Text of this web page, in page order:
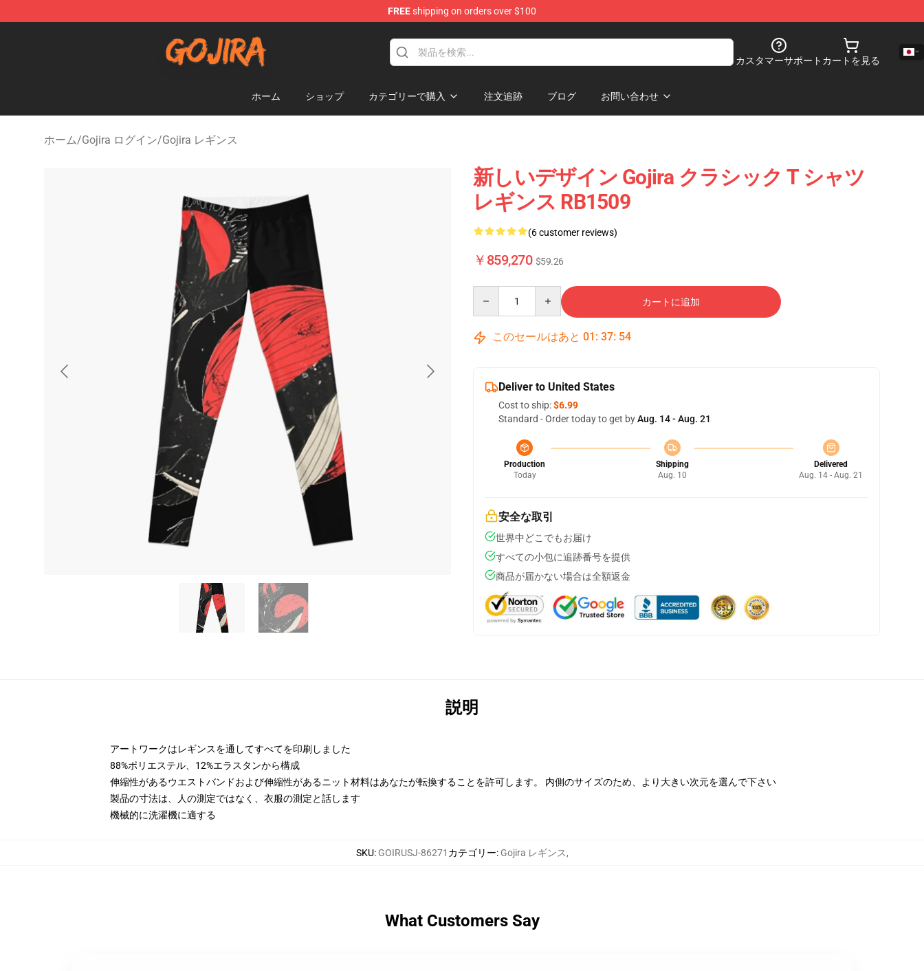
FREEshipping on orders over $100
カスタマーサポート カートを見る
ホーム ショップ カテゴリーで購入 注文追跡 ブログ お問い合わせ
ホーム/Gojira ログイン/Gojira レギンス
新しいデザイン Gojira クラシック T シャツ
レギンス RB1509
(6 customer reviews)
￥859,270 $59.26
カートに追加
このセールはあと 01 : 37: 53
Deliver to United States
Cost to ship:$6.99
Standard - Order today to get byAug. 14 - Aug. 21
Production
Today
Shipping
Aug. 10
Delivered
Aug. 14 - Aug. 21
安全な取引
世界中どこでもお届け
すべての小包に追跡番号を提供
商品が届かない場合は全額返金
説明
アートワークはレギンスを通してすべてを印刷しました
88%ポリエステル、12%エラスタンから構成
伸縮性があるウエストバンドおよび伸縮性があるニット材料はあなたが転換することを許可します。 内側のサイズのため、より大きい次元を選んで下さい
製品の寸法は、人の測定ではなく、衣服の測定と話します
機械的に洗濯機に適する
SKU: GOIRUSJ-86271 カテゴリー: Gojira レギンス,
What Customers Say